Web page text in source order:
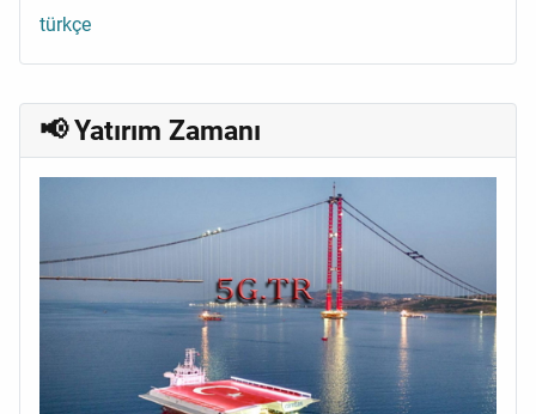
📢 Yatırım Zamanı
türkçe